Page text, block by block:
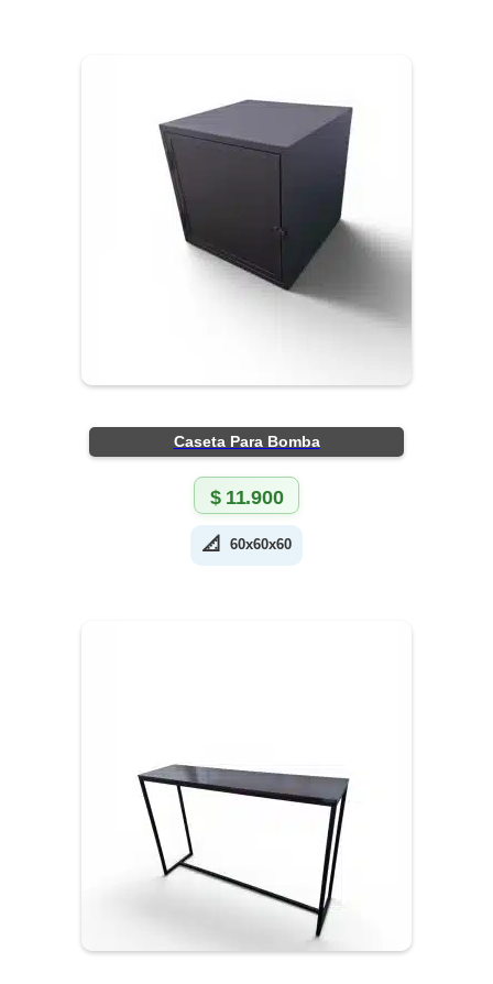
Caseta Para Bomba
$11.900
📐 60x60x60